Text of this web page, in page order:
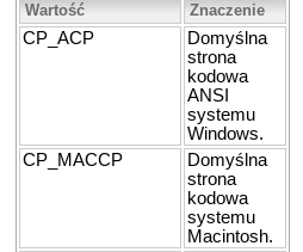
Wartość Znaczenie
CP_ACP
Domyślna
strona
kodowa
ANSI
systemu
Windows.
CP_MACCP
Domyślna
strona
kodowa
systemu
Macintosh.